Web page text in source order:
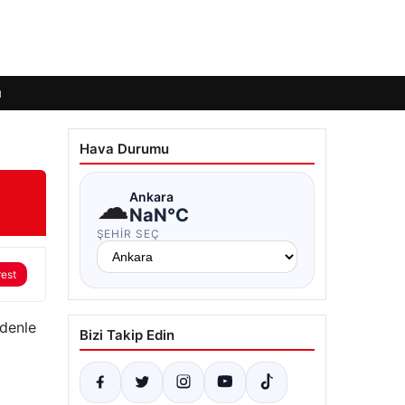
Hava Durumu
☁Ankara
NaN°C
ŞEHIR SEÇ
Bizi Takip Edin